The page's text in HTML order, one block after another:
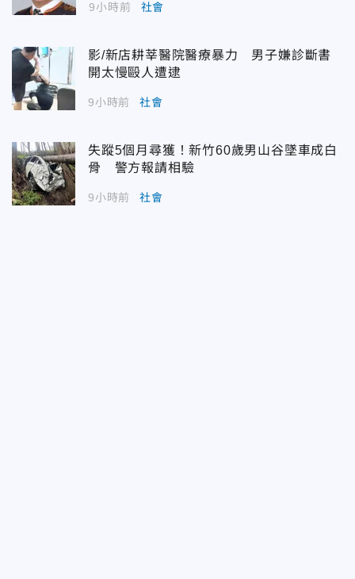
9小時前 社會
影/新店耕莘醫院醫療暴力 男子嫌診斷書
開太慢毆人遭逮
9小時前 社會
失蹤5個月尋獲！新竹60歲男山谷墜車成白
骨 警方報請相驗
9小時前 社會